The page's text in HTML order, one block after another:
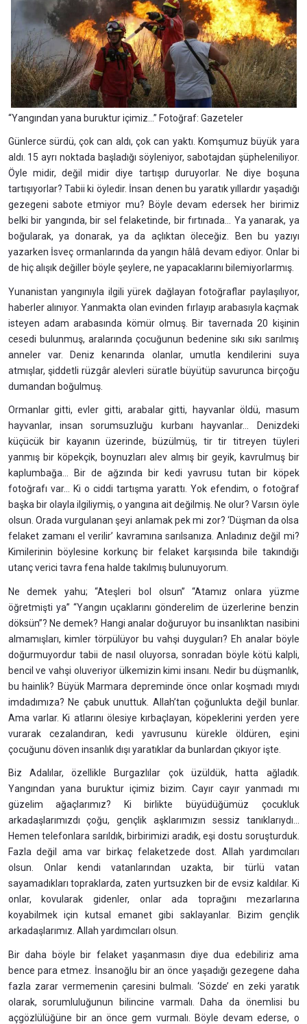
“Yangından yana buruktur içimiz...” Fotoğraf: Gazeteler
Günlerce sürdü, çok can aldı, çok can yaktı. Komşumuz büyük yara
aldı. 15 ayrı noktada başladığı söyleniyor, sabotajdan şüpheleniliyor.
Öyle midir, değil midir diye tartışıp duruyorlar. Ne diye boşuna
tartışıyorlar? Tabii ki öyledir. İnsan denen bu yaratık yıllardır yaşadığı
gezegeni sabote etmiyor mu? Böyle devam edersek her birimiz
belki bir yangında, bir sel felaketinde, bir fırtınada... Ya yanarak, ya
boğularak, ya donarak, ya da açlıktan öleceğiz. Ben bu yazıyı
yazarken İsveç ormanlarında da yangın hâlâ devam ediyor. Onlar bi
de hiç alışık değiller böyle şeylere, ne yapacaklarını bilemiyorlarmış.
Yunanistan yangınıyla ilgili yürek dağlayan fotoğraflar paylaşılıyor,
haberler alınıyor. Yanmakta olan evinden fırlayıp arabasıyla kaçmak
isteyen adam arabasında kömür olmuş. Bir tavernada 20 kişinin
cesedi bulunmuş, aralarında çocuğunun bedenine sıkı sıkı sarılmış
anneler var. Deniz kenarında olanlar, umutla kendilerini suya
atmışlar, şiddetli rüzgâr alevleri süratle büyütüp savurunca birçoğu
dumandan boğulmuş.
Ormanlar gitti, evler gitti, arabalar gitti, hayvanlar öldü, masum
hayvanlar, insan sorumsuzluğu kurbanı hayvanlar... Denizdeki
küçücük bir kayanın üzerinde, büzülmüş, tir tir titreyen tüyleri
yanmış bir köpekçik, boynuzları alev almış bir geyik, kavrulmuş bir
kaplumbağa... Bir de ağzında bir kedi yavrusu tutan bir köpek
fotoğrafı var... Ki o ciddi tartışma yarattı. Yok efendim, o fotoğraf
başka bir olayla ilgiliymiş, o yangına ait değilmiş. Ne olur? Varsın öyle
olsun. Orada vurgulanan şeyi anlamak pek mi zor? ‘Düşman da olsa
felaket zamanı el verilir’ kavramına sarılsanıza. Anladınız değil mi?
Kimilerinin böylesine korkunç bir felaket karşısında bile takındığı
utanç verici tavra fena halde takılmış bulunuyorum.
Ne demek yahu; “Ateşleri bol olsun” “Atamız onlara yüzme
öğretmişti ya” “Yangın uçaklarını gönderelim de üzerlerine benzin
döksün”? Ne demek? Hangi analar doğuruyor bu insanlıktan nasibini
almamışları, kimler törpülüyor bu vahşi duyguları? Eh analar böyle
doğurmuyordur tabii de nasıl oluyorsa, sonradan böyle kötü kalpli,
bencil ve vahşi oluveriyor ülkemizin kimi insanı. Nedir bu düşmanlık,
bu hainlik? Büyük Marmara depreminde önce onlar koşmadı mıydı
imdadımıza? Ne çabuk unuttuk. Allah’tan çoğunlukta değil bunlar.
Ama varlar. Ki atlarını ölesiye kırbaçlayan, köpeklerini yerden yere
vurarak cezalandıran, kedi yavrusunu kürekle öldüren, eşini
çocuğunu döven insanlık dışı yaratıklar da bunlardan çıkıyor işte.
Biz Adalılar, özellikle Burgazlılar çok üzüldük, hatta ağladık.
Yangından yana buruktur içimiz bizim. Cayır cayır yanmadı mı
güzelim ağaçlarımız? Ki birlikte büyüdüğümüz çocukluk
arkadaşlarımızdı çoğu, gençlik aşklarımızın sessiz tanıklarıydı...
Hemen telefonlara sarıldık, birbirimizi aradık, eşi dostu soruşturduk.
Fazla değil ama var birkaç felaketzede dost. Allah yardımcıları
olsun. Onlar kendi vatanlarından uzakta, bir türlü vatan
sayamadıkları topraklarda, zaten yurtsuzken bir de evsiz kaldılar. Ki
onlar, kovularak gidenler, onlar ada toprağını mezarlarına
koyabilmek için kutsal emanet gibi saklayanlar. Bizim gençlik
arkadaşlarımız. Allah yardımcıları olsun.
Bir daha böyle bir felaket yaşanmasın diye dua edebiliriz ama
bence para etmez. İnsanoğlu bir an önce yaşadığı gezegene daha
fazla zarar vermemenin çaresini bulmalı. ‘Sözde’ en zeki yaratık
olarak, sorumluluğunun bilincine varmalı. Daha da önemlisi bu
açgözlülüğüne bir an önce gem vurmalı. Böyle devam ederse, o